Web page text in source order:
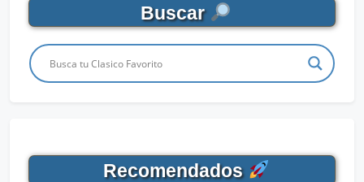
Buscar
Recomendados